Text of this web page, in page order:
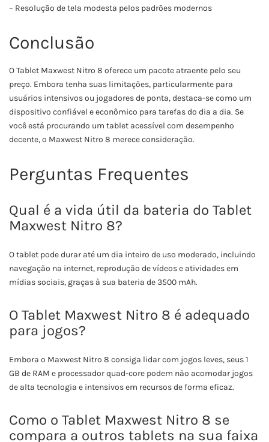
– Resolução de tela modesta pelos padrões modernos
Conclusão
O Tablet Maxwest Nitro 8 oferece um pacote atraente pelo seu
preço. Embora tenha suas limitações, particularmente para
usuários intensivos ou jogadores de ponta, destaca-se como um
dispositivo confiável e econômico para tarefas do dia a dia. Se
você está procurando um tablet acessível com desempenho
decente, o Maxwest Nitro 8 merece consideração.
Perguntas Frequentes
Qual é a vida útil da bateria do Tablet
Maxwest Nitro 8?
O tablet pode durar até um dia inteiro de uso moderado, incluindo
navegação na internet, reprodução de vídeos e atividades em
mídias sociais, graças à sua bateria de 3500 mAh.
O Tablet Maxwest Nitro 8 é adequado
para jogos?
Embora o Maxwest Nitro 8 consiga lidar com jogos leves, seus 1
GB de RAM e processador quad-core podem não acomodar jogos
de alta tecnologia e intensivos em recursos de forma eficaz.
Como o Tablet Maxwest Nitro 8 se
compara a outros tablets na sua faixa